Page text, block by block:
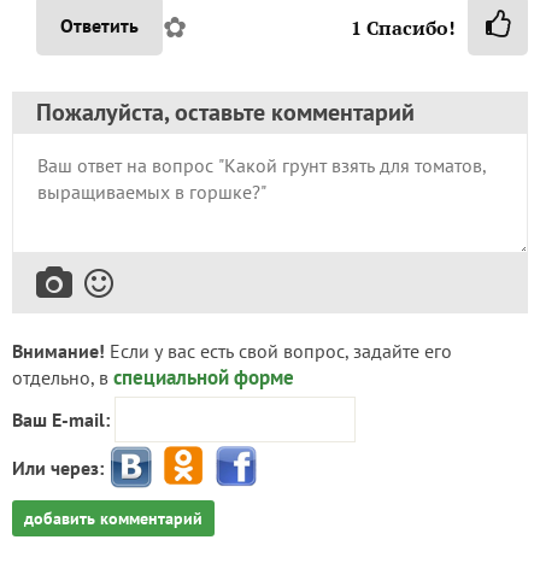
Ответить ✿ 1 Спасибо!
Пожалуйста, оставьте комментарий
Внимание! Если у вас есть свой вопрос, задайте его
отдельно, в специальной форме
Ваш E-mail:
Или через:
добавить комментарий